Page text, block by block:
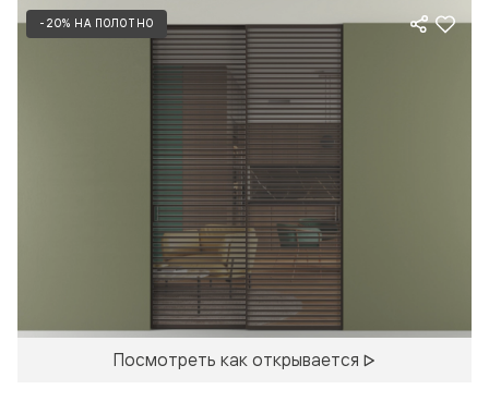
-20% НА ПОЛОТНО
Посмотреть как открывается